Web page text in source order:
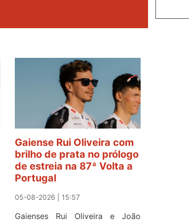
Gaiense Rui Oliveira com
brilho de prata no prólogo
de estreia na 87ª Volta a
Portugal
05-08-2026 | 15:57
Gaienses Rui Oliveira e João